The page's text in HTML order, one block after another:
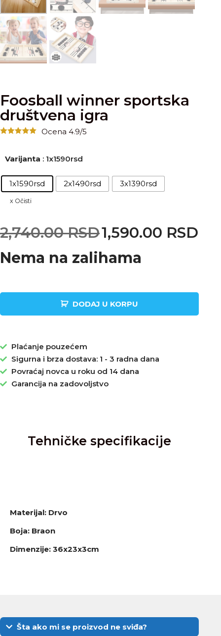
Foosball winner sportska
društvena igra
Ocena 4.9/5
Varijanta : 1x1590rsd
1x1590rsd 2x1490rsd 3x1390rsd
Očisti
2,740.00RSD1,590.00 RSD
Nema na zalihama
DODAJ U KORPU
Plaćanje pouzećem
Sigurna i brza dostava: 1 - 3 radna dana
Povraćaj novca u roku od 14 dana
Garancija na zadovoljstvo
Tehničke specifikacije
Materijal: Drvo
Boja: Braon
Dimenzije: 36x23x3cm
Šta ako mi se proizvod ne sviđa?